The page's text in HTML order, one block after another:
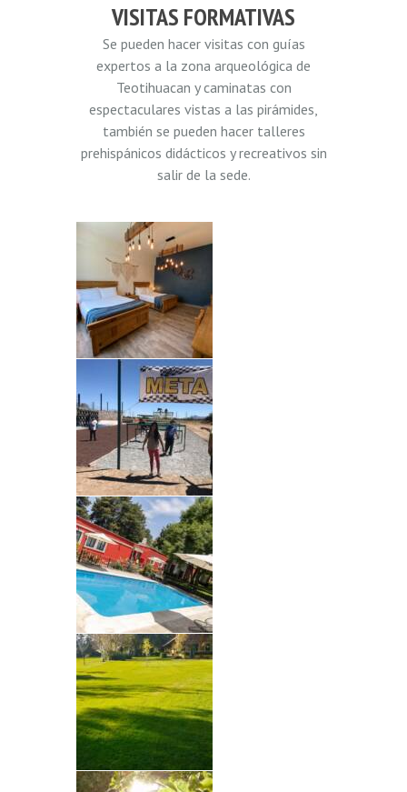
VISITAS FORMATIVAS
Se pueden hacer visitas con guías
expertos a la zona arqueológica de
Teotihuacan y caminatas con
espectaculares vistas a las pirámides,
también se pueden hacer talleres
prehispánicos didácticos y recreativos sin
salir de la sede.